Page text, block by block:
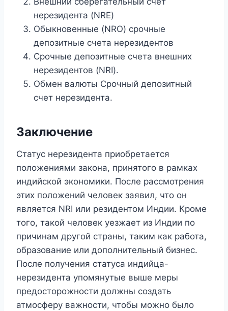
нерезидента (NRE)
Обыкновенные (NRO) срочные
депозитные счета нерезидентов
Срочные депозитные счета внешних
нерезидентов (NRI).
Обмен валюты Срочный депозитный
счет нерезидента.
Заключение
Статус нерезидента приобретается
положениями закона, принятого в рамках
индийской экономики. После рассмотрения
этих положений человек заявил, что он
является NRI или резидентом Индии. Кроме
того, такой человек уезжает из Индии по
причинам другой страны, таким как работа,
образование или дополнительный бизнес.
После получения статуса индийца-
нерезидента упомянутые выше меры
предосторожности должны создать
атмосферу важности, чтобы можно было